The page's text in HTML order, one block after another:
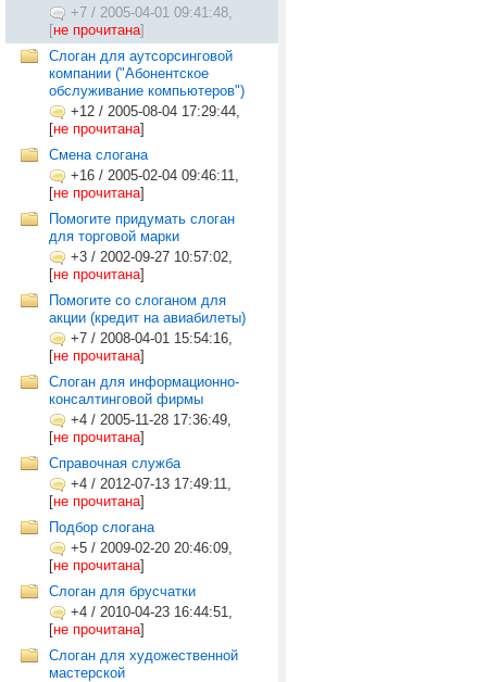
+7 / 2005-04-01 09:41:48,
[не прочитана]
Слоган для аутсорсинговой
компании ("Абонентское
обслуживание компьютеров")
+12 / 2005-08-04 17:29:44,
[не прочитана]
Смена слогана
+16 / 2005-02-04 09:46:11,
[не прочитана]
Помогите придумать слоган
для торговой марки
+3 / 2002-09-27 10:57:02,
[не прочитана]
Помогите со слоганом для
акции (кредит на авиабилеты)
+7 / 2008-04-01 15:54:16,
[не прочитана]
Слоган для информационно-
консалтинговой фирмы
+4 / 2005-11-28 17:36:49,
[не прочитана]
Справочная служба
+4 / 2012-07-13 17:49:11,
[не прочитана]
Подбор слогана
+5 / 2009-02-20 20:46:09,
[не прочитана]
Слоган для брусчатки
+4 / 2010-04-23 16:44:51,
[не прочитана]
Слоган для художественной
мастерской